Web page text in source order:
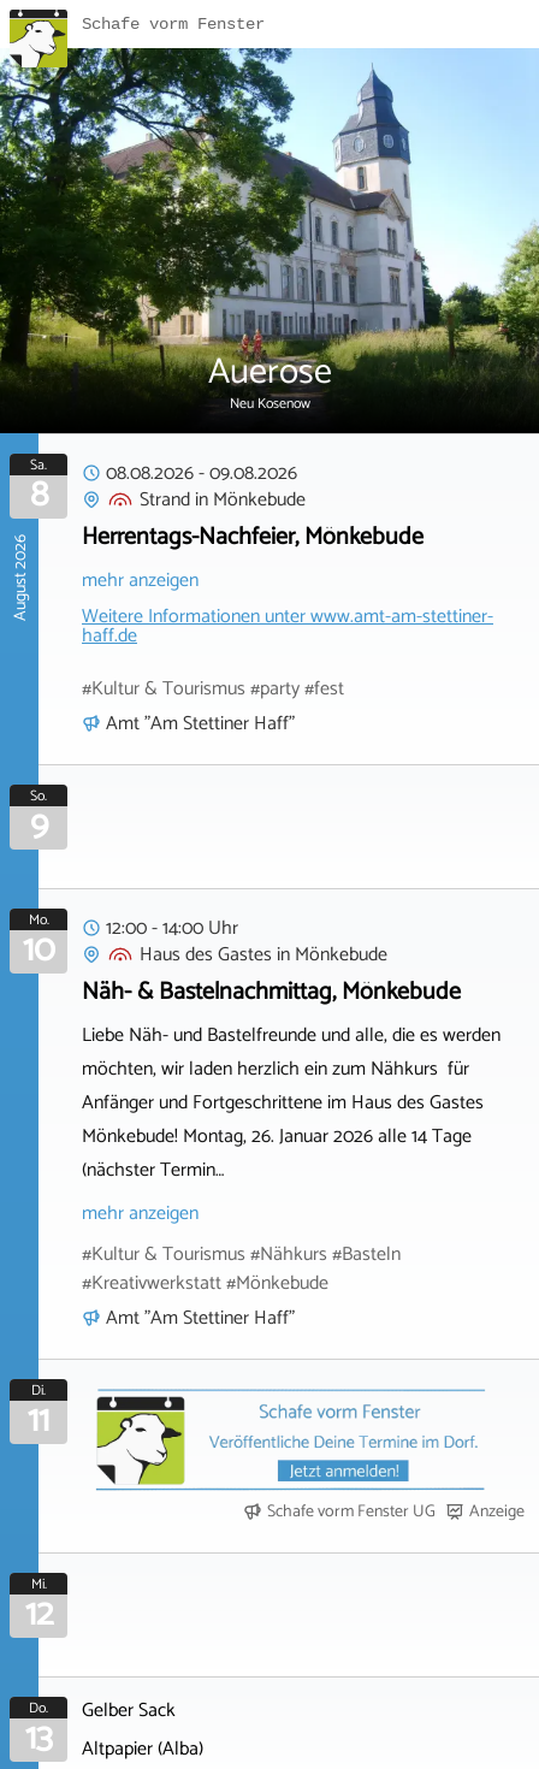
Schafe vorm Fenster
Auerose
Neu Kosenow
August 2026
Sa.
8 08.08.2026-09.08.2026
StrandinMönkebude
Herrentags-Nachfeier, Mönkebude
mehr anzeigen
Weitere Informationen unterwww.amt-am-stettiner-
haff.de
#Kultur & Tourismus #party #fest
Amt "Am Stettiner Haff"
So.
9
Mo.
10
12:00 - 14:00 Uhr
Haus des Gastes inMönkebude
Näh- & Bastelnachmittag, Mönkebude
Liebe Näh- und Bastelfreunde und alle, die es werden
möchten, wir laden herzlich ein zum Nähkurs für
Anfänger und Fortgeschrittene im Haus des Gastes
Mönkebude! Montag, 26. Januar 2026 alle 14 Tage
(nächster Termin…
mehr anzeigen
#Kultur & Tourismus #Nähkurs #Basteln
#Kreativwerkstatt #Mönkebude
Amt "Am Stettiner Haff"
Di.
11
Schafe vorm Fenster UG Anzeige
Mi.
12
Do.
13
Gelber Sack
Altpapier (Alba)